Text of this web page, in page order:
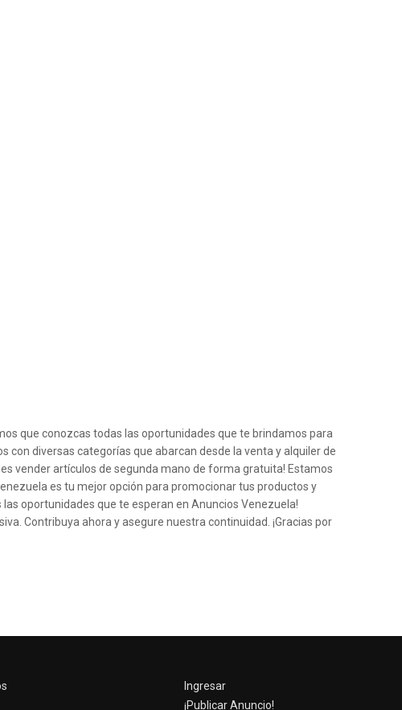
que conozcas todas las oportunidades que te brindamos para
con diversas categorías que abarcan desde la venta y alquiler de
vender artículos de segunda mano de forma gratuita! Estamos
es tu mejor opción para promocionar tus productos y
oportunidades que te esperan en Anuncios Venezuela!
Contribuya ahora y asegure nuestra continuidad. ¡Gracias por
Ingresar
¡Publicar Anuncio!